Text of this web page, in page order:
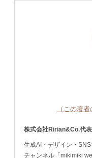
（この著
株式会社Ririan&Co.代
生成AI・デザイン・
チャンネル「mikimiki